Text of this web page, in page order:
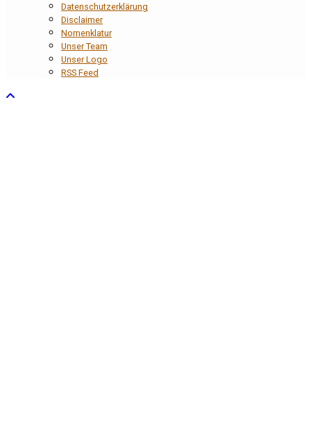
Datenschutzerklärung
Disclaimer
Nomenklatur
Unser Team
Unser Logo
RSS Feed